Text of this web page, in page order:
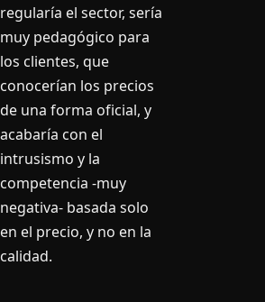
regularí­a el sector, serí­a
muy pedagógico para
los clientes, que
conocerí­an los precios
de una forma oficial, y
acabarí­a con el
intrusismo y la
competencia -muy
negativa- basada solo
en el precio, y no en la
calidad.